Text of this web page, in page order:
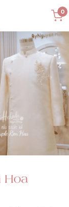
0
Hoa